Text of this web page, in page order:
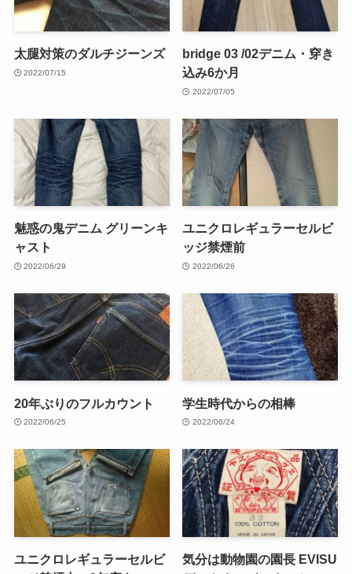
太腿対策のダルチジーンズ
2022/07/15
bridge 03 /02デニム・穿き
込み6か月
2022/07/05
魅惑の鬼デニム グリーンキ
ャスト
2022/06/29
ユニクロレギュラーセルビ
ッジ禁煙前
2022/06/26
20年ぶりのフルカウント
2022/06/25
学生時代からの相棒
2022/06/24
ユニクロレギュラーセルビ
気分は動物園の園長 EVISU